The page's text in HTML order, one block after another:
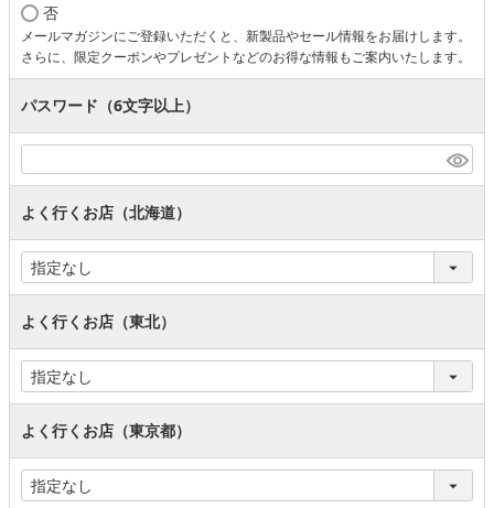
否
メールマガジンにご登録いただくと、新製品やセール情報をお届けします。
さらに、限定クーポンやプレゼントなどのお得な情報もご案内いたします。
パスワード（6文字以上）
よく行くお店（北海道）
よく行くお店（東北）
よく行くお店（東京都）